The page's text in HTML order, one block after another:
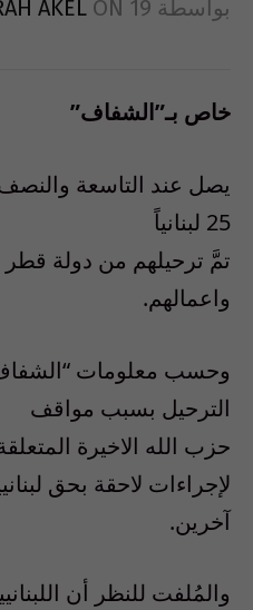
بواسطة AKEL ON 19 يونيو 2013
خاص بـ”الشفاف”
يصل عند التاسعة
25 لبنانياً
تمَّ ترحيلهم من دولة قطر
واعمالهم.
وحسب معلومات
الترحيل بسبب مواقف
حزب الله الاخيرة
لإجراءات لاحقة بحق
آخرين.